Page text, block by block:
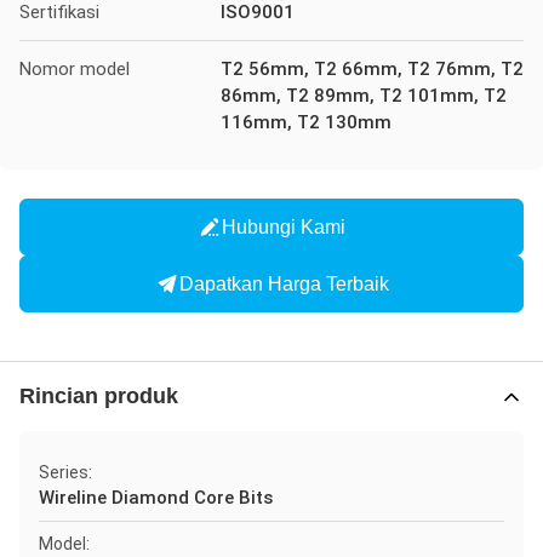
Sertifikasi ISO9001
Nomor model
T2 56mm, T2 66mm, T2 76mm, T2
86mm, T2 89mm, T2 101mm, T2
116mm, T2 130mm
Hubungi Kami
Dapatkan Harga Terbaik
Rincian produk
Series:
Wireline Diamond Core Bits
Model: